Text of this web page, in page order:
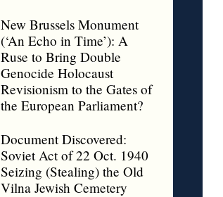
New Brussels Monument
(‘An Echo in Time’): A
Ruse to Bring Double
Genocide Holocaust
Revisionism to the Gates of
the European Parliament?
Document Discovered:
Soviet Act of 22 Oct. 1940
Seizing (Stealing) the Old
Vilna Jewish Cemetery